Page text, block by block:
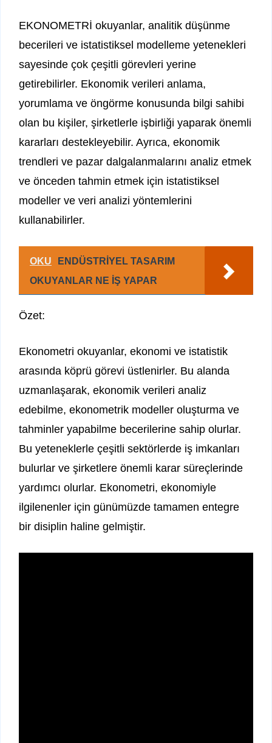
EKONOMETRİ okuyanlar, analitik düşünme
becerileri ve istatistiksel modelleme yetenekleri
sayesinde çok çeşitli görevleri yerine
getirebilirler. Ekonomik verileri anlama,
yorumlama ve öngörme konusunda bilgi sahibi
olan bu kişiler, şirketlerle işbirliği yaparak önemli
kararları destekleyebilir. Ayrıca, ekonomik
trendleri ve pazar dalgalanmalarını analiz etmek
ve önceden tahmin etmek için istatistiksel
modeller ve veri analizi yöntemlerini
kullanabilirler.
OKU
ENDÜSTRİYEL TASARIM
OKUYANLAR NE İŞ YAPAR
Özet:
Ekonometri okuyanlar, ekonomi ve istatistik
arasında köprü görevi üstlenirler. Bu alanda
uzmanlaşarak, ekonomik verileri analiz
edebilme, ekonometrik modeller oluşturma ve
tahminler yapabilme becerilerine sahip olurlar.
Bu yeteneklerle çeşitli sektörlerde iş imkanları
bulurlar ve şirketlere önemli karar süreçlerinde
yardımcı olurlar. Ekonometri, ekonomiyle
ilgilenenler için günümüzde tamamen entegre
bir disiplin haline gelmiştir.